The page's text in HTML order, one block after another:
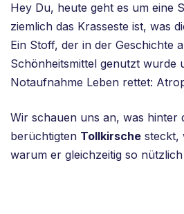
Hey Du, heute geht es um eine
ziemlich das Krasseste ist, was
Ein Stoff, der in der Geschichte
Schönheitsmittel genutzt wurde
Notaufnahme Leben rettet:
Wir schauen uns an, was hinter
berüchtigten Tollkirsche steckt,
warum er gleichzeitig so